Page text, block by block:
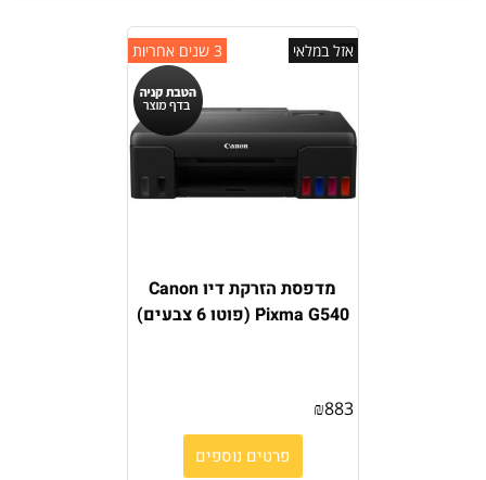
3 שנים אחריות אזל במלאי
מדפסת הזרקת דיו Canon
Pixma G540 ׁ(פוטו 6 צבעים)
₪883
פרטים נוספים